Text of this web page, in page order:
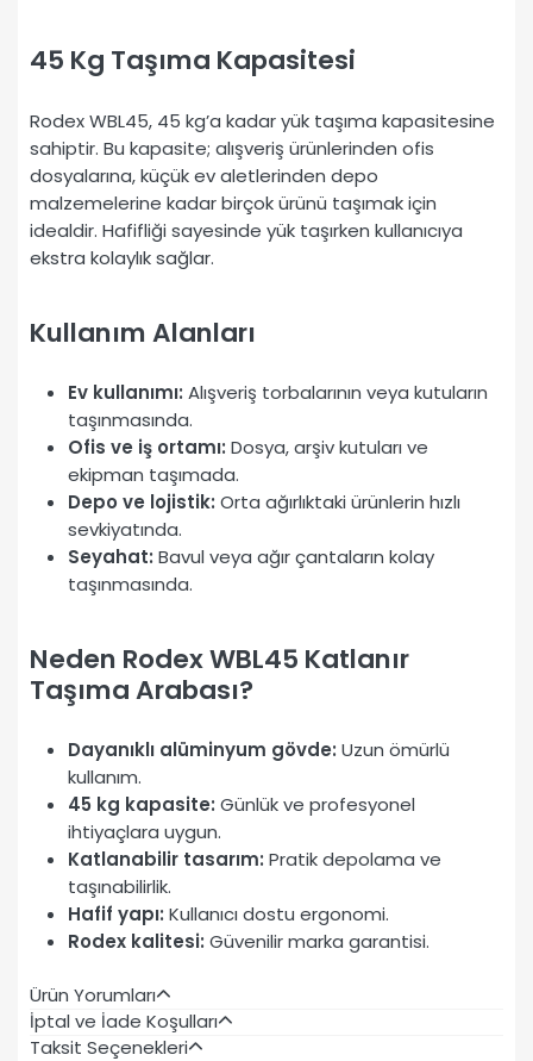
45 Kg Taşıma Kapasitesi
Rodex WBL45, 45 kg’a kadar yük taşıma kapasitesine
sahiptir. Bu kapasite; alışveriş ürünlerinden ofis
dosyalarına, küçük ev aletlerinden depo
malzemelerine kadar birçok ürünü taşımak için
idealdir. Hafifliği sayesinde yük taşırken kullanıcıya
ekstra kolaylık sağlar.
Kullanım Alanları
Ev kullanımı: Alışveriş torbalarının veya kutuların
taşınmasında.
Ofis ve iş ortamı: Dosya, arşiv kutuları ve
ekipman taşımada.
Depo ve lojistik: Orta ağırlıktaki ürünlerin hızlı
sevkiyatında.
Seyahat: Bavul veya ağır çantaların kolay
taşınmasında.
Neden Rodex WBL45 Katlanır
Taşıma Arabası?
Dayanıklı alüminyum gövde: Uzun ömürlü
kullanım.
45 kg kapasite: Günlük ve profesyonel
ihtiyaçlara uygun.
Katlanabilir tasarım: Pratik depolama ve
taşınabilirlik.
Hafif yapı: Kullanıcı dostu ergonomi.
Rodex kalitesi: Güvenilir marka garantisi.
Ürün Yorumları
İptal ve İade Koşulları
Taksit Seçenekleri